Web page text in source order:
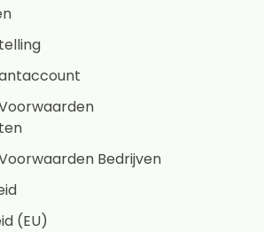
Bedrijven
(EU)